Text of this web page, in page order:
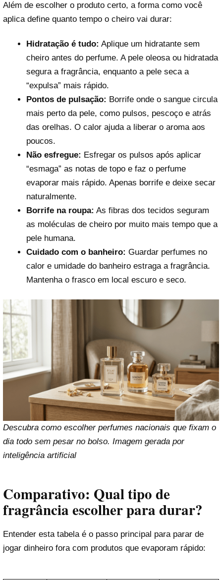
Além de escolher o produto certo, a forma como você
aplica define quanto tempo o cheiro vai durar:
Hidratação é tudo: Aplique um hidratante sem
cheiro antes do perfume. A pele oleosa ou hidratada
segura a fragrância, enquanto a pele seca a
“expulsa” mais rápido.
Pontos de pulsação: Borrife onde o sangue circula
mais perto da pele, como pulsos, pescoço e atrás
das orelhas. O calor ajuda a liberar o aroma aos
poucos.
Não esfregue: Esfregar os pulsos após aplicar
“esmaga” as notas de topo e faz o perfume
evaporar mais rápido. Apenas borrife e deixe secar
naturalmente.
Borrife na roupa: As fibras dos tecidos seguram
as moléculas de cheiro por muito mais tempo que a
pele humana.
Cuidado com o banheiro: Guardar perfumes no
calor e umidade do banheiro estraga a fragrância.
Mantenha o frasco em local escuro e seco.
Descubra como escolher perfumes nacionais que fixam o
dia todo sem pesar no bolso. Imagem gerada por
inteligência artificial
Comparativo: Qual tipo de
fragrância escolher para durar?
Entender esta tabela é o passo principal para parar de
jogar dinheiro fora com produtos que evaporam rápido: